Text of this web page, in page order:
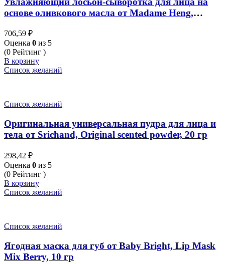
основе оливкового масла от Madame Heng,
706,59 ₽
Оценка 0 из 5
(0 Рейтинг )
В корзину
Список желаний
Список желаний
Оригинальная универсальная пудра для лица и
тела от Srichand, Original scented powder, 20 гр
298,42 ₽
Оценка 0 из 5
(0 Рейтинг )
В корзину
Список желаний
Список желаний
Ягодная маска для губ от Baby Bright, Lip Mask
Mix Berry, 10 гр